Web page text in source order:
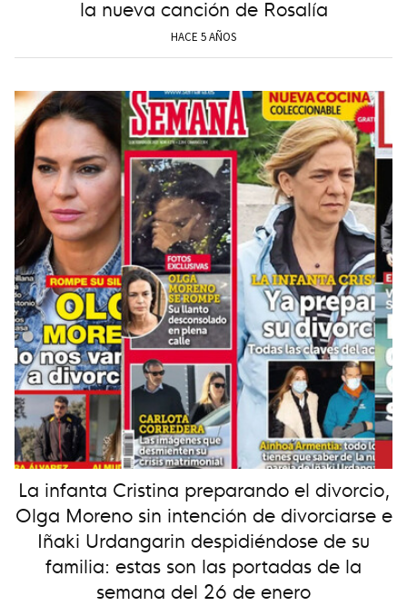
la nueva canción de Rosalía
HACE 5 AÑOS
La infanta Cristina preparando el divorcio,
Olga Moreno sin intención de divorciarse e
Iñaki Urdangarin despidiéndose de su
familia: estas son las portadas de la
semana del 26 de enero